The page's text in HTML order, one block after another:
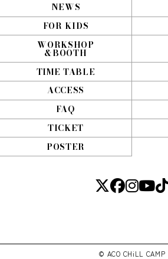
NEWS
FOR KIDS
WORKSHOP
&BOOTH
TIME TABLE
ACCESS
FAQ
TICKET
POSTER
© ACO CHiLL CAMP